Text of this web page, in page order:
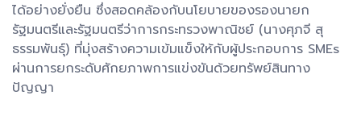
ได้อย่างยั่งยืน ซึ่งสอดคล้องกับนโยบายของรองนายก
รัฐมนตรีและรัฐมนตรีว่าการกระทรวงพาณิชย์ (นางศุภจี สุ
ธรรมพันธุ์) ที่มุ่งสร้างความเข้มแข็งให้กับผู้ประกอบการ SMEs
ผ่านการยกระดับศักยภาพการแข่งขันด้วยทรัพย์สินทาง
ปัญญา